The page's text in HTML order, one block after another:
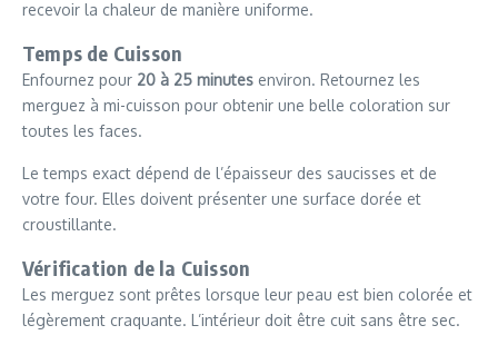
recevoir la chaleur de manière uniforme.
Temps de Cuisson
Enfournez pour 20 à 25 minutes environ. Retournez les
merguez à mi-cuisson pour obtenir une belle coloration sur
toutes les faces.
Le temps exact dépend de l’épaisseur des saucisses et de
votre four. Elles doivent présenter une surface dorée et
croustillante.
Vérification de la Cuisson
Les merguez sont prêtes lorsque leur peau est bien colorée et
légèrement craquante. L’intérieur doit être cuit sans être sec.